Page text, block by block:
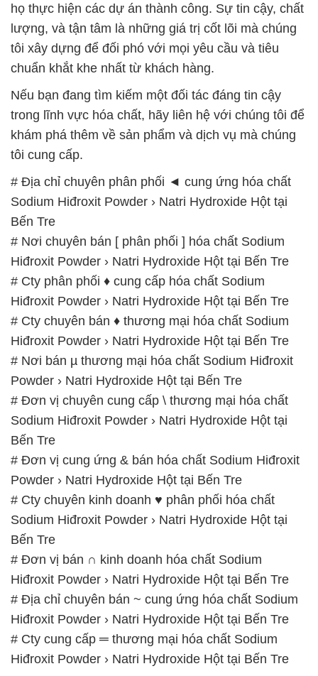
họ thực hiện các dự án thành công. Sự tin cậy, chất
lượng, và tận tâm là những giá trị cốt lõi mà chúng
tôi xây dựng để đối phó với mọi yêu cầu và tiêu
chuẩn khắt khe nhất từ khách hàng.
Nếu bạn đang tìm kiếm một đối tác đáng tin cậy
trong lĩnh vực hóa chất, hãy liên hệ với chúng tôi để
khám phá thêm về sản phẩm và dịch vụ mà chúng
tôi cung cấp.
# Địa chỉ chuyên phân phối ◄ cung ứng hóa chất
Sodium Hiđroxit Powder › Natri Hydroxide Hột tại
Bến Tre
# Nơi chuyên bán [ phân phối ] hóa chất Sodium
Hiđroxit Powder › Natri Hydroxide Hột tại Bến Tre
# Cty phân phối ♦ cung cấp hóa chất Sodium
Hiđroxit Powder › Natri Hydroxide Hột tại Bến Tre
# Cty chuyên bán ♦ thương mại hóa chất Sodium
Hiđroxit Powder › Natri Hydroxide Hột tại Bến Tre
# Nơi bán µ thương mại hóa chất Sodium Hiđroxit
Powder › Natri Hydroxide Hột tại Bến Tre
# Đơn vị chuyên cung cấp \ thương mại hóa chất
Sodium Hiđroxit Powder › Natri Hydroxide Hột tại
Bến Tre
# Đơn vị cung ứng & bán hóa chất Sodium Hiđroxit
Powder › Natri Hydroxide Hột tại Bến Tre
# Cty chuyên kinh doanh ♥ phân phối hóa chất
Sodium Hiđroxit Powder › Natri Hydroxide Hột tại
Bến Tre
# Đơn vị bán ∩ kinh doanh hóa chất Sodium
Hiđroxit Powder › Natri Hydroxide Hột tại Bến Tre
# Địa chỉ chuyên bán ~ cung ứng hóa chất Sodium
Hiđroxit Powder › Natri Hydroxide Hột tại Bến Tre
# Cty cung cấp ═ thương mại hóa chất Sodium
Hiđroxit Powder › Natri Hydroxide Hột tại Bến Tre